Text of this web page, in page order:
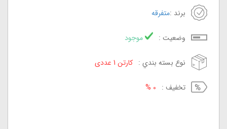
برند :متفرقه
وضعيت : موجود
نوع بسته بندي : کارتن 1 عددی
تخفيف : 0 %